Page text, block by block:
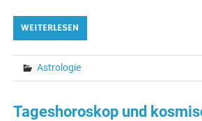
WEITERLESEN
Astrologie
Tageshoroskop und